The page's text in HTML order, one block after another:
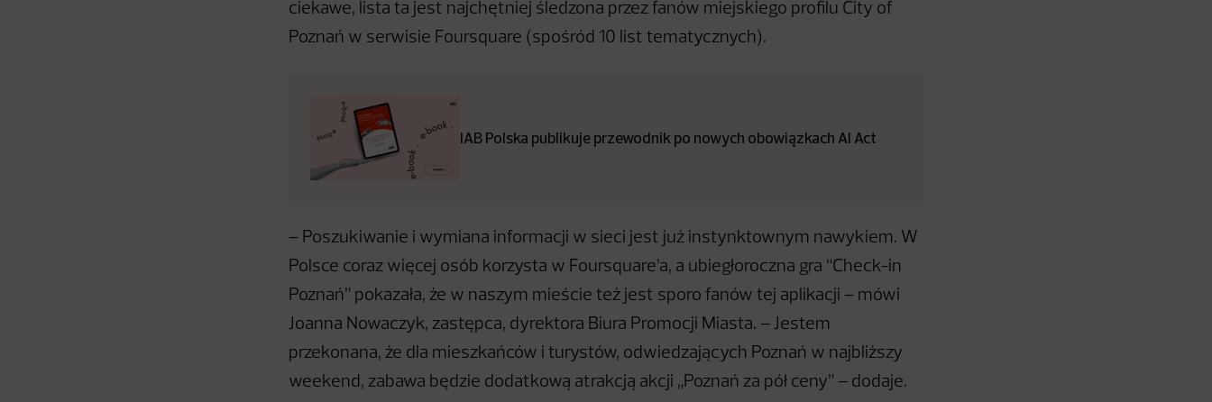
ciekawe, lista ta jest najchętniej śledzona przez fanów miejskiego profilu City of
Poznań w serwisie Foursquare (spośród 10 list tematycznych).
IAB Polska publikuje przewodnik po nowych obowiązkach AI Act
– Poszukiwanie i wymiana informacji w sieci jest już instynktownym nawykiem. W
Polsce coraz więcej osób korzysta w Foursquare’a, a ubiegłoroczna gra “Check-in
Poznań” pokazała, że w naszym mieście też jest sporo fanów tej aplikacji – mówi
Joanna Nowaczyk, zastępca, dyrektora Biura Promocji Miasta. – Jestem
przekonana, że dla mieszkańców i turystów, odwiedzających Poznań w najbliższy
weekend, zabawa będzie dodatkową atrakcją akcji „Poznań za pół ceny” – dodaje.